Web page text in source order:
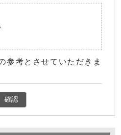
参考とさせていただきま
確認